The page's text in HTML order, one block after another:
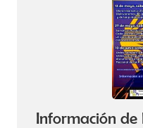
Información